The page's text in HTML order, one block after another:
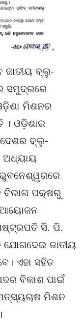
ଜାତୀୟ ବ୍ଲୁ-
ସମୁଦ୍ରରେ
ମିଶନର
। ଓଡ଼ିଶାର
ବ୍ଲୁ-
ବିଭାଗ ପକ୍ଷରୁ
ଆୟୋଜନ
ସି. ପି.
ଜାତୀୟ
ଏହା ସହିତ
ବିକାଶ ପାଇଁ
ମିଶନ